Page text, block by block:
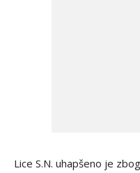
Lice S.N. uhapšeno je